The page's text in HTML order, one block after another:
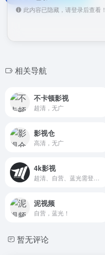
此内容已隐藏，请登录后查看！
相关导航
不卡顿影视
超清，无广
影视仓
高清，无广
4k影视
泥视频
自营，蓝光！
暂无评论